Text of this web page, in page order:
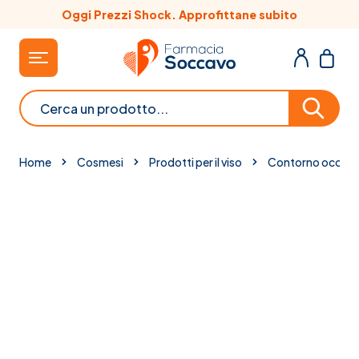
Salta al contenutoOggi Prezzi Shock. Approfittane subito
Cerca
Home Cosmesi Prodotti per il viso Contorno occhi